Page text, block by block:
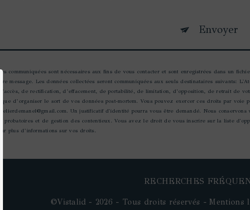
Envoyer
communiquées sont nécessaires aux fins de vous contacter et sont enregistrées dans un
message. Les données collectées seront communiquées aux seuls destinataires suivants:
de rectification, d’effacement, de portabilité, de limitation, d’opposition, de retrait de
que d’organiser le sort de vos données post-mortem. Vous pouvez exercer ces droits par
Un justificatif d'identité pourra vous être demandé. Nous
probatoires et de gestion des contentieux. Vous avez le droit de vous inscrire sur la liste
plus d’informations sur vos droits.
RECHERCHES
©Vistalid - 2026 - Tous droits réservés - Mentions